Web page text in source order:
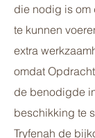
die nodig is
te kunnen
extra
omdat
de benodigde
beschikking te
Tryfenah de